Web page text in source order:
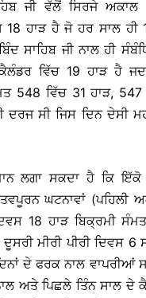
ਜੀ ਵੱਲੋਂ ਸਿਰਜੇ ਅਕਾਲ
18 ਹਾੜ ਹੈ ਜੋ ਹਰ ਸਾਲ ਹੀ
ਸਾਹਿਬ ਜੀ ਨਾਲ ਹੀ
ਵਿੱਚ 19 ਹਾੜ ਹੈ
548 ਵਿੱਚ 31 ਹਾੜ,
ਦਰਜ ਸੀ ਜਿਸ ਦਿਨ ਦੇਸੀ
ਲਗਾ ਸਕਦਾ ਹੈ ਕਿ ਇੱਕੋ
ਘਟਨਾਵਾਂ (ਪਹਿਲੀ
18 ਹਾੜ ਬਿਕ੍ਰਮੀ
ਮੀਰੀ ਪੀਰੀ ਦਿਵਸ 6
ਦੇ ਫਰਕ ਨਾਲ
ਅਤੇ ਪਿਛਲੇ ਤਿੰਨ ਸਾਲ ਦੇ